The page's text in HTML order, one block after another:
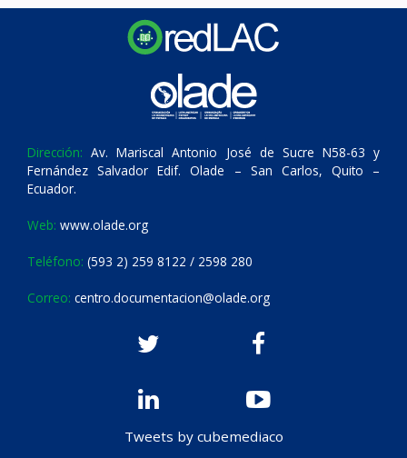
Dirección: Av. Mariscal Antonio José de Sucre N58-63 y
Fernández Salvador Edif. Olade – San Carlos, Quito –
Ecuador.
Web: www.olade.org
Teléfono: (593 2) 259 8122 / 2598 280
Correo: centro.documentacion@olade.org
Tweets by cubemediaco